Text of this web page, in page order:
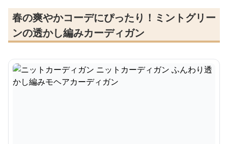
春の爽やかコーデにぴったり！ミントグリー
ンの透かし編みカーディガン